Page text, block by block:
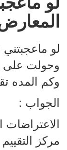
لو
وحولت على
وكم المده
الجواب :
مركز